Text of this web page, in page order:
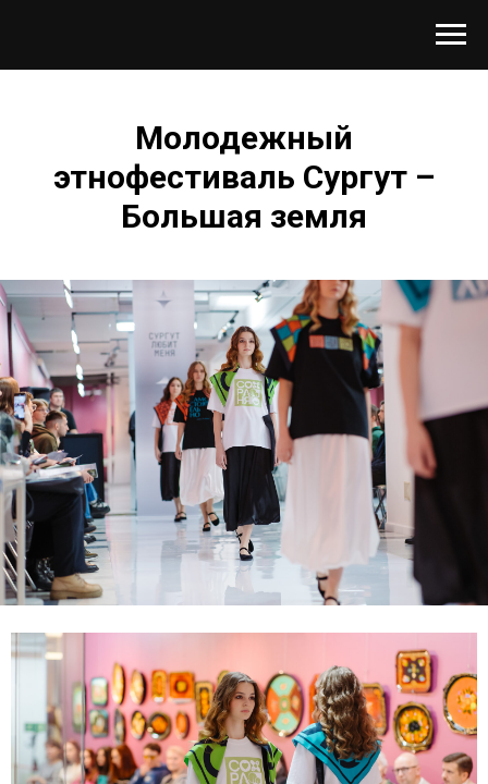
Молодежный
этнофестиваль Сургут –
Большая земля